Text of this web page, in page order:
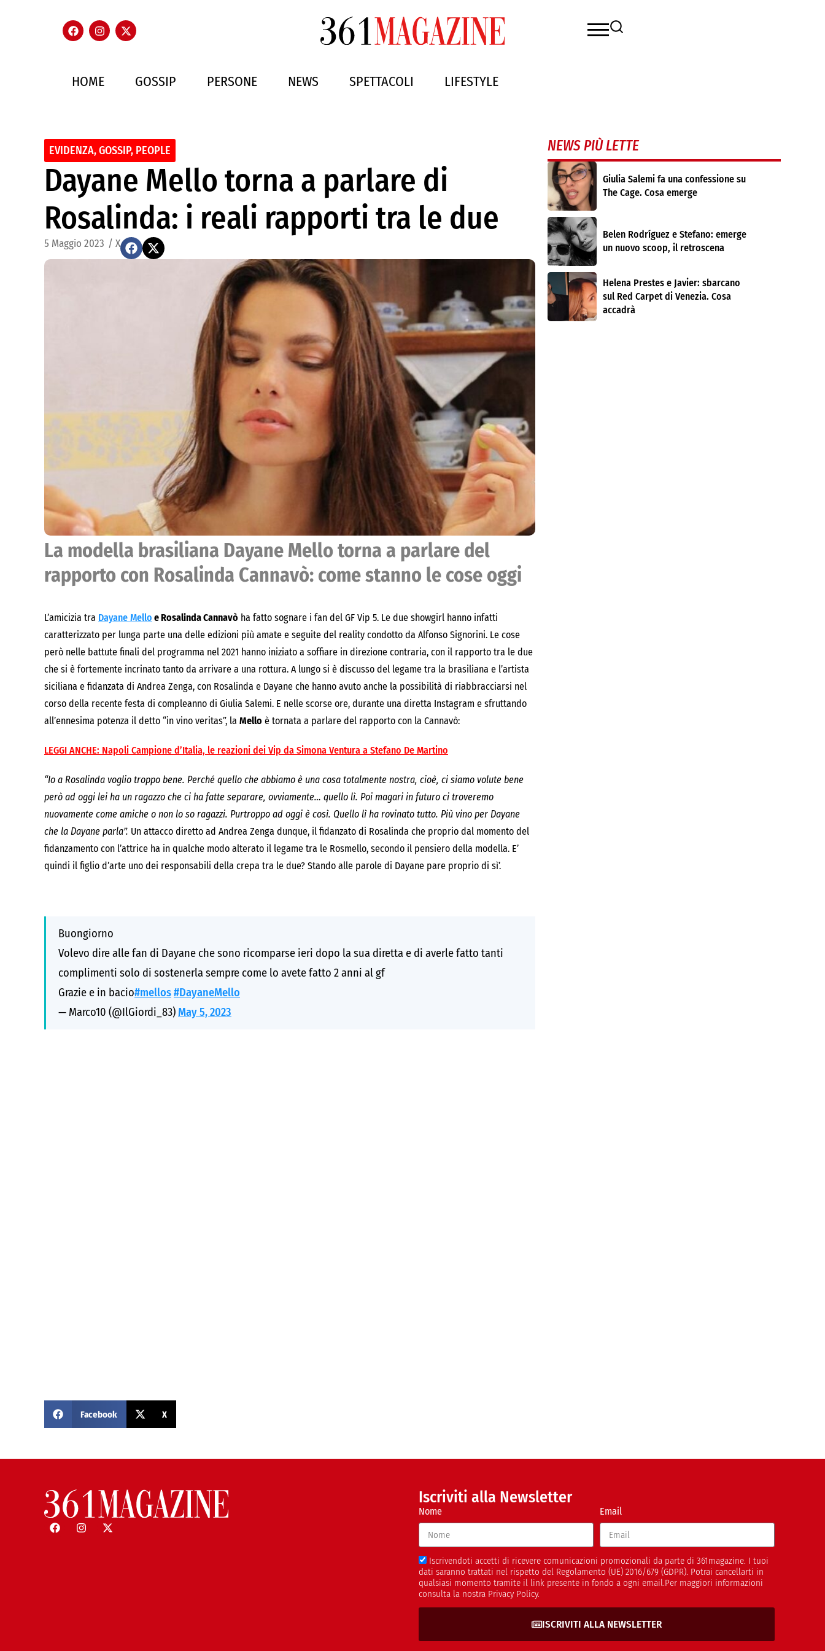
HOME GOSSIP PERSONE NEWS SPETTACOLI LIFESTYLE
EVIDENZA,GOSSIP, PEOPLE
Dayane Mello torna a parlare di
Rosalinda: i reali rapporti tra le due
5 Maggio 2023 / X
La modella brasiliana Dayane Mello torna a parlare del
rapporto con Rosalinda Cannavò: come stanno le cose oggi
L’amicizia tra Dayane Mello e Rosalinda Cannavò ha fatto sognare i fan del GF Vip 5. Le due showgirl hanno infatti
caratterizzato per lunga parte una delle edizioni più amate e seguite del reality condotto da Alfonso Signorini. Le cose
però nelle battute finali del programma nel 2021 hanno iniziato a soffiare in direzione contraria, con il rapporto tra le due
che si è fortemente incrinato tanto da arrivare a una rottura. A lungo si è discusso del legame tra la brasiliana e l’artista
siciliana e fidanzata di Andrea Zenga, con Rosalinda e Dayane che hanno avuto anche la possibilità di riabbracciarsi nel
corso della recente festa di compleanno di Giulia Salemi. E nelle scorse ore, durante una diretta Instagram e sfruttando
all’ennesima potenza il detto “in vino veritas”, la Mello è tornata a parlare del rapporto con la Cannavò:
LEGGI ANCHE: Napoli Campione d’Italia, le reazioni dei Vip da Simona Ventura a Stefano De Martino
“Io a Rosalinda voglio troppo bene. Perché quello che abbiamo è una cosa totalmente nostra, cioè, ci siamo volute bene
però ad oggi lei ha un ragazzo che ci ha fatte separare, ovviamente… quello lì. Poi magari in futuro ci troveremo
nuovamente come amiche o non lo so ragazzi. Purtroppo ad oggi è così. Quello lì ha rovinato tutto. Più vino per Dayane
che la Dayane parla”. Un attacco diretto ad Andrea Zenga dunque, il fidanzato di Rosalinda che proprio dal momento del
fidanzamento con l’attrice ha in qualche modo alterato il legame tra le Rosmello, secondo il pensiero della modella. E’
quindi il figlio d’arte uno dei responsabili della crepa tra le due? Stando alle parole di Dayane pare proprio di sì’.
Buongiorno
Volevo dire alle fan di Dayane che sono ricomparse ieri dopo la sua diretta e di averle fatto tanti
complimenti solo di sostenerla sempre come lo avete fatto 2 anni al gf
Grazie e in bacio#mellos#DayaneMello
— Marco10 (@IlGiordi_83)May 5, 2023
Facebook X
NEWS PIÙ LETTE
Giulia Salemi fa una confessione su
The Cage. Cosa emerge
Belen Rodríguez e Stefano: emerge
un nuovo scoop, il retroscena
Helena Prestes e Javier: sbarcano
sul Red Carpet di Venezia. Cosa
accadrà
Iscriviti alla Newsletter
Nome Email
Iscrivendoti accetti di ricevere comunicazioni promozionali da parte di 361magazine. I tuoi
dati saranno trattati nel rispetto del Regolamento (UE) 2016/679 (GDPR). Potrai cancellarti in
qualsiasi momento tramite il link presente in fondo a ogni email.Per maggiori informazioni
consulta la nostra Privacy Policy.
ISCRIVITI ALLA NEWSLETTER